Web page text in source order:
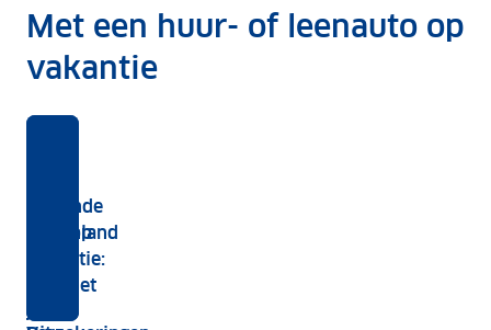
Met een huur- of leenauto op
vakantie
buitenland
een
auto
het
geleende
auto op
vakantie:
waar let
je op?
met
een
geleende
(buitenlandse)